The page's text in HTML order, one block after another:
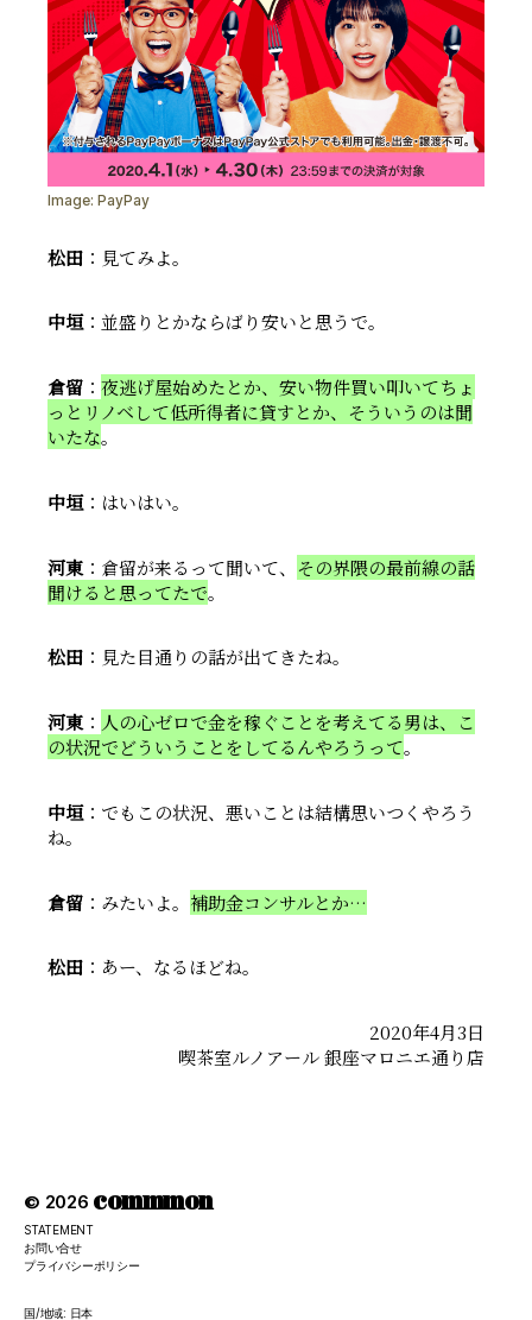
Image: PayPay
松田 ：見てみよ。
中垣：並盛りとかならばり安いと思うで。
倉留 ： 夜逃げ屋始めたとか、安い物件買い叩いてちょ
っとリノベして低所得者に貸すとか、そういうのは聞
いたな。
中垣：はいはい。
河東 ：倉留が来るって聞いて、 その界隈の最前線の話
聞けると思ってたで。
松田 ：見た目通りの話が出てきたね。
河東 ： 人の心ゼロで金を稼ぐことを考えてる男は、こ
の状況でどういうことをしてるんやろうって。
中垣：でもこの状況、悪いことは結構思いつくやろう
ね。
倉留 ：みたいよ。 補助金コンサルとか…
松田 ：あー、なるほどね。
2020年4月3日
喫茶室ルノアール 銀座マロニエ通り店
© 2026 commmon
STATEMENT
お問い合せ
プライバシーポリシー
国/地域: 日本